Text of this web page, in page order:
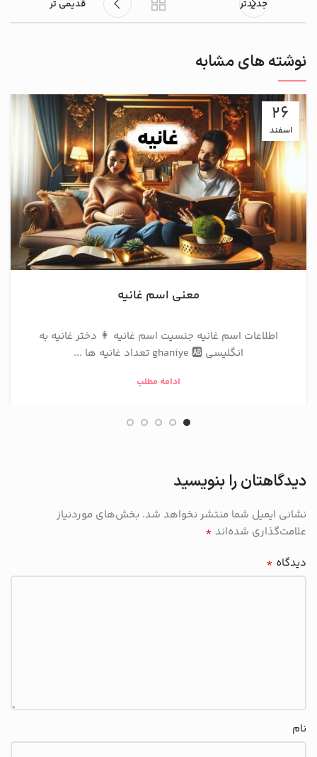
جدیدتر قدیمی تر
نوشته های مشابه
26
اسفند
معنی اسم غانیه
اطلاعات اسم غانیه جنسیت اسم غانیه 👩 دختر غانیه به
انگلیسی ghaniye 🆎 تعداد غانیه ها ...
ادامه مطلب
دیدگاهتان را بنویسید
نشانی ایمیل شما منتشر نخواهد شد. بخش‌های موردنیاز
علامت‌گذاری شده‌اند *
دیدگاه *
نام